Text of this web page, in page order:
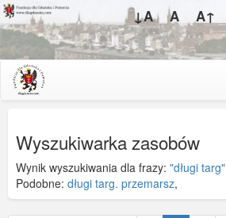
↓A A A↑
Wyszukiwarka zasobów
Wynik wyszukiwania dla frazy: "długi targ"
Podobne: długi targ. przemarsz,